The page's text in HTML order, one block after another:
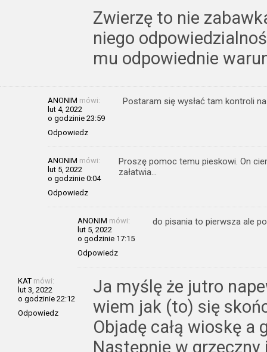
Zwierzę to nie
niego
mu odpowiednie
ANONIM mówi:
lut 4, 2022
o godzinie 23:59
Odpowiedz
Postaram się wysłać tam kontroli
ANONIM mówi:
lut 5, 2022
o godzinie 0:04
Odpowiedz
Proszę pomoc temu pieskowi. On
załatwia…
ANONIM mówi:
lut 5, 2022
o godzinie 17:15
Odpowiedz
do pisania to pierwsza ale
KAT mówi:
lut 3, 2022
o godzinie 22:12
Odpowiedz
Ja myślę że jutro
wiem jak (to) się
Objadę całą wioskę a
Następnie w